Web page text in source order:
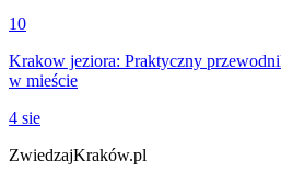
10
Krakow jeziora: Praktyczny
w mieście
4 sie
ZwiedzajKraków.pl